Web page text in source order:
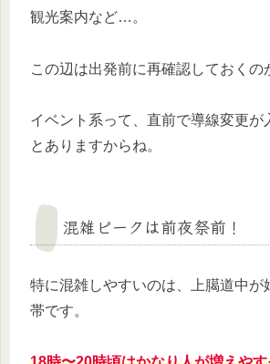
観光案内など…。
この辺は出発前に再確認しておくの
イベント系って、直前で導線変更が
とありますからね。
混雑ピークは前夜祭前！
特に混雑しやすいのは、上臈道中が
帯です。